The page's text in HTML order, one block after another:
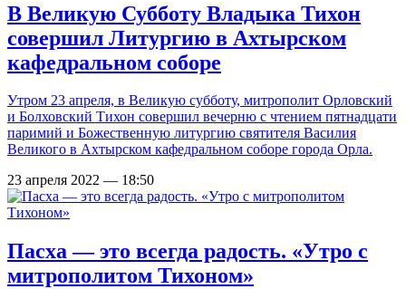
В Великую Субботу Владыка Тихон
совершил Литургию в Ахтырском
кафедральном соборе
Утром 23 апреля, в Великую субботу, митрополит Орловский
и Болховский Тихон совершил вечерню с чтением пятнадцати
паримий и Божественную литургию святителя Василия
Великого в Ахтырском кафедральном соборе города Орла.
23 апреля 2022 — 18:50
Пасха — это всегда радость. «Утро с
митрополитом Тихоном»